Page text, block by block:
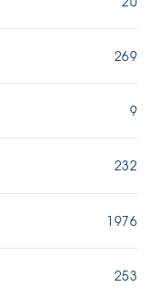
269
9
232
1976
253